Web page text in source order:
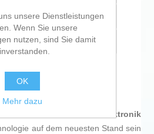
mit
IT und Elektronik
auf dem neuesten Stand sein
unsere Dienstleistungen
Wenn Sie unsere
nutzen, sind Sie damit
OK
Mehr dazu